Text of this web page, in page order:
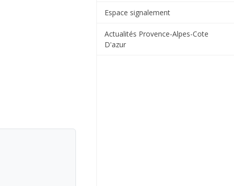
Espace signalement
Actualités Provence-Alpes-Cote
D'azur